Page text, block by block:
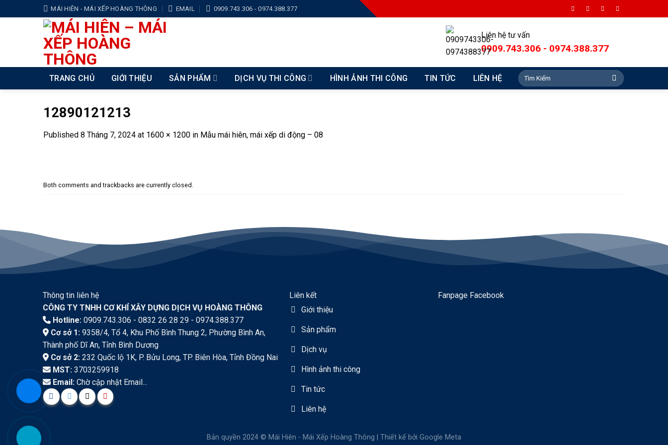
to
MÁI HIÊN - MÁI XẾP HOÀNG THÔNG EMAIL 0909.743.306 - 0974.388.377
Liên hệ tư vấn
0909.743.306 - 0974.388.377
TRANG CHỦ GIỚI THIỆU SẢN PHẨM DỊCH VỤ THI CÔNG HÌNH ẢNH THI CÔNG TIN TỨC LIÊN HỆ
Search
for:
12890121213
Published 8 Tháng 7, 2024 at 1600 × 1200 in Mẫu mái hiên, mái xếp di động – 08
Both comments and trackbacks are currently closed.
Thông tin liên hệ
CÔNG TY TNHH CƠ KHÍ XÂY DỰNG DỊCH VỤ HOÀNG THÔNG
Hotline:0909.743.306 - 0832 26 28 29 - 0974.388.377
Cơ sở 1:9358/4, Tổ 4, Khu Phố Bình Thung 2, Phường Bình An,
Thành phố Dĩ An, Tỉnh Bình Dương
Cơ sở 2:232 Quốc lộ 1K, P. Bửu Long, TP. Biên Hòa, Tỉnh Đồng Nai
MST:3703259918
Email:Chờ cập nhật Email...
Liên kết
Giới thiệu
Sản phẩm
Dịch vụ
Hình ảnh thi công
Tin tức
Liên hệ
Fanpage Facebook
Bản quyền 2024 © Mái Hiên - Mái Xếp Hoàng Thông | Thiết kế bởi Google Meta